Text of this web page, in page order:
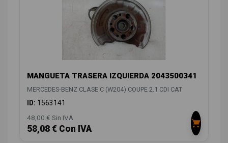
MANGUETA TRASERA IZQUIERDA 2043500341
MERCEDES-BENZ CLASE C (W204) COUPE 2.1 CDI CAT
ID: 1563141
48,00 € Sin IVA
58,08 € Con IVA